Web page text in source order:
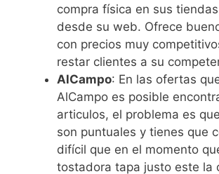
compra física en sus
desde su web. Ofrece
con precios muy
restar clientes a su
AlCampo: En las ofertas
AlCampo es posible
articulos, el problema es
son puntuales y tienes que
difícil que en el momento
tostadora tapa justo este la